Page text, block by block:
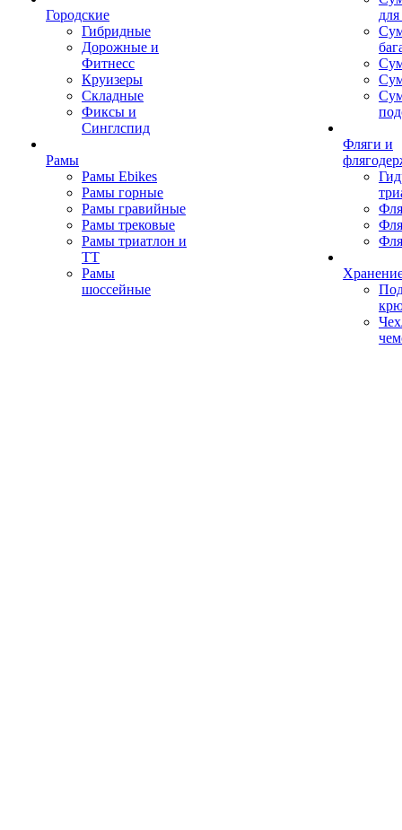
Городские
Гибридные
Дорожные и
Фитнесс
Круизеры
Складные
Фиксы и
Синглспид
Рамы
Рамы Ebikes
Рамы горные
Рамы гравийные
Рамы трековые
Рамы триатлон и
ТТ
Рамы
шоссейные
Фляги и